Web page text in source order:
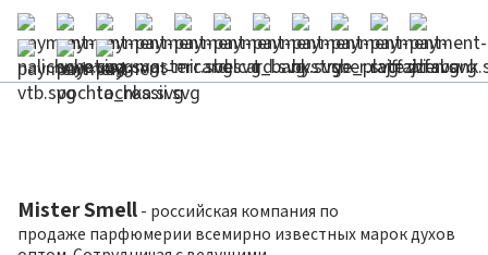
Mister Smell - российская компания по
продаже парфюмерии всемирно известных марок духов